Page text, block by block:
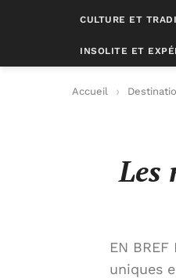
CULTURE ET
INSOLITE ET
Accueil
Les
EN
uniques